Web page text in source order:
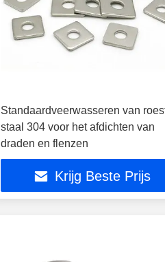
Standaardveerwasseren van
staal 304 voor het afdichten van
draden en flenzen
Krijg Beste Prijs